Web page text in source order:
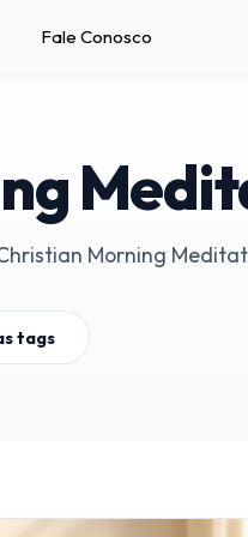
Fale Conosco
Morning
tags